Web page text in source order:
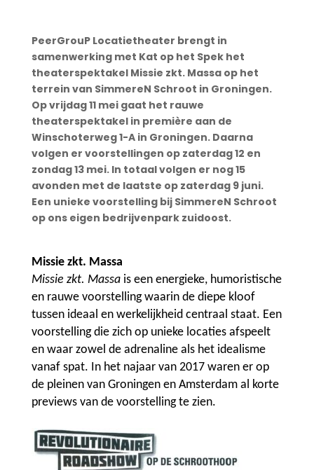
PeerGrouP Locatietheater brengt in
samenwerking met Kat op het Spek het
theaterspektakel Missie zkt. Massa op het
terrein van SimmereN Schroot in Groningen.
Op vrijdag 11 mei gaat het rauwe
theaterspektakel in première aan de
Winschoterweg 1-A in Groningen. Daarna
volgen er voorstellingen op zaterdag 12 en
zondag 13 mei. In totaal volgen er nog 15
avonden met de laatste op zaterdag 9 juni.
Een unieke voorstelling bij SimmereN Schroot
op ons eigen bedrijvenpark zuidoost.
Missie zkt. Massa
Missie zkt. Massa is een energieke, humoristische
en rauwe voorstelling waarin de diepe kloof
tussen ideaal en werkelijkheid centraal staat. Een
voorstelling die zich op unieke locaties afspeelt
en waar zowel de adrenaline als het idealisme
vanaf spat. In het najaar van 2017 waren er op
de pleinen van Groningen en Amsterdam al korte
previews van de voorstelling te zien.